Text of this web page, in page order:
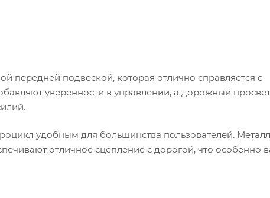
передней подвеской, которая отлично справляется с
уверенности в управлении, а дорожный
удобным для большинства пользователей.
отличное сцепление с дорогой, что особенно